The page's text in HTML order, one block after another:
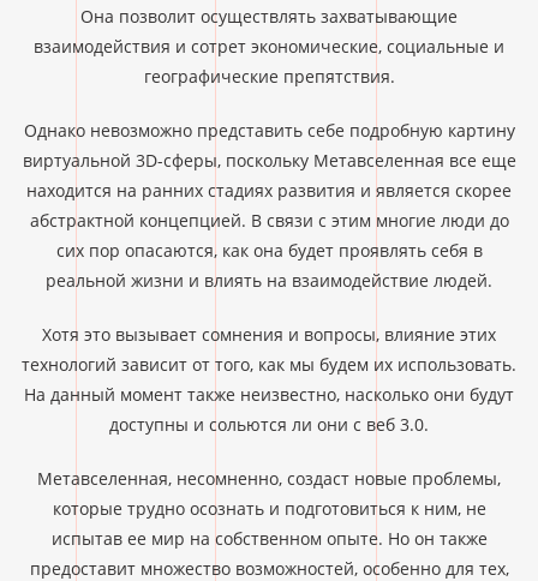
Она позволит осуществлять захватывающие
взаимодействия и сотрет экономические, социальные и
географические препятствия.
Однако невозможно представить себе подробную картину
виртуальной 3D-сферы, поскольку Метавселенная все еще
находится на ранних стадиях развития и является скорее
абстрактной концепцией. В связи с этим многие люди до
сих пор опасаются, как она будет проявлять себя в
реальной жизни и влиять на взаимодействие людей.
Хотя это вызывает сомнения и вопросы, влияние этих
технологий зависит от того, как мы будем их использовать.
На данный момент также неизвестно, насколько они будут
доступны и сольются ли они с веб 3.0.
Метавселенная, несомненно, создаст новые проблемы,
которые трудно осознать и подготовиться к ним, не
испытав ее мир на собственном опыте. Но он также
предоставит множество возможностей, особенно для тех,